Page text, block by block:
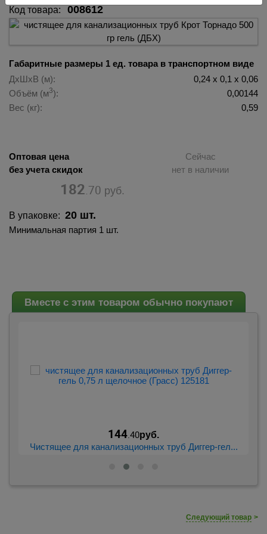
Код товара: 008612
Габаритные размеры 1 ед. товара в транспортном виде
ДхШхВ (м):
0,24 х 0,1 х 0,06
Объём (м3):
0,00144
Вес (кг):
0,59
Оптовая цена
без учета скидок
182.70 руб.
Сейчас
нет в наличии
В упаковке: 20 шт.
Минимальная партия 1 шт.
Вместе с этим товаром обычно покупают
144.40руб.
Чистящее для канализационных труб Диггер-гел...
Следующий товар >